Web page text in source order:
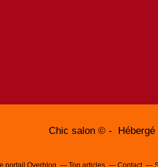
Chic salon © - Hébergé
portail Overblog Top articles Contact